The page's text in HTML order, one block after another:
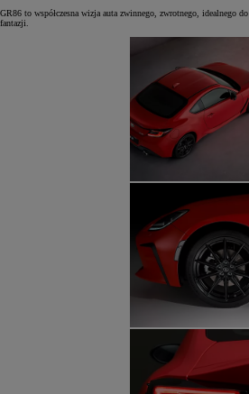
GR86 to współczesna wizja auta zwinnego, zwrotnego, idealnego
fantazji.